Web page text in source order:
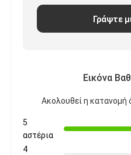
Γράψτε
Εικόνα
Ακολουθεί η
5
αστέρια
4